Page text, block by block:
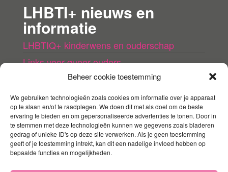
Beheer cookie toestemming
We gebruiken technologieën zoals cookies om informatie over je apparaat
op te slaan en/of te raadplegen. We doen dit met als doel om de beste
ervaring te bieden en om gepersonaliseerde advertenties te tonen. Door in
te stemmen met deze technologieën kunnen we gegevens zoals bladeren
gedrag of unieke ID's op deze site verwerken. Als je geen toestemming
geeft of je toestemming intrekt, kan dit een nadelige invloed hebben op
bepaalde functies en mogelijkheden.
LHBTI+ nieuws en
informatie
LHBTIQ+ kinderwens en ouderschap
Links voor queer ouders
LHBTI+ (kinder)boeken
Queer agenda
Mijn account
Contact